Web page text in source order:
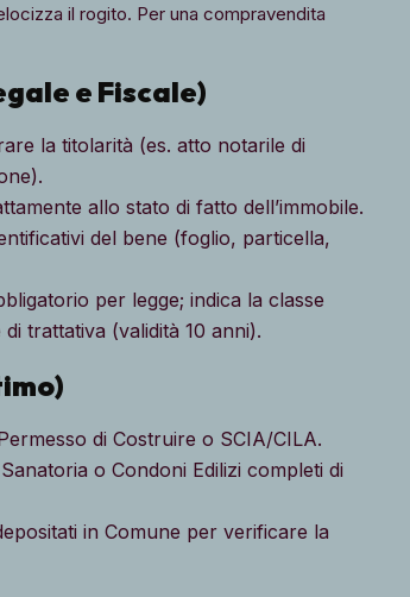
il rogito. Per una compravendita
e Fiscale)
la titolarità (es. atto notarile di
allo stato di fatto dell’immobile.
del bene (foglio, particella,
per legge; indica la classe
trattativa (validità 10 anni).
di Costruire o SCIA/CILA.
o Condoni Edilizi completi di
in Comune per verificare la